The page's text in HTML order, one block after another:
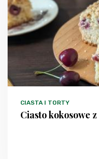
CIASTA I TORTY
Ciasto kokosowe